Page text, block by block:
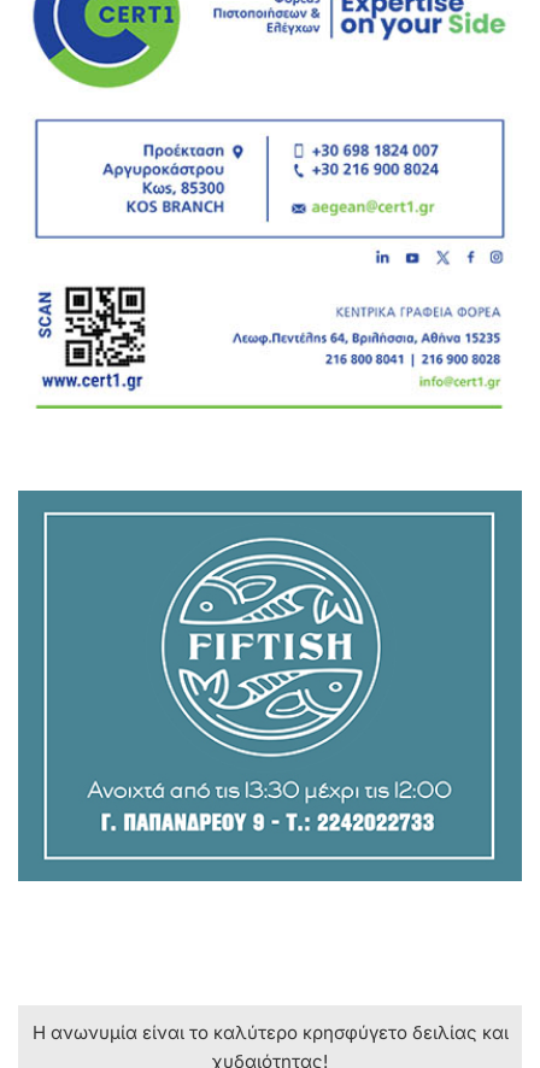
Η ανωνυμία είναι το καλύτερο κρησφύγετο δειλίας και
χυδαιότητας!